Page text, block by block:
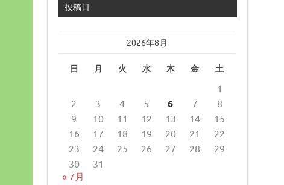
投稿日
2026年8月
日 月 火 水 木 金 土
1
2
3 4 5 6 7
8
9
10 11 12 13 14
15
16
17 18 19 20 21
22
23
24 25 26 27 28
29
30
31
« 7月